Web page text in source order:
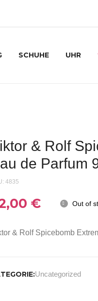
SCHUHE UHR
& Rolf
de Parfum
4835
€ Out of
& Rolf Spicebomb
Uncategorized